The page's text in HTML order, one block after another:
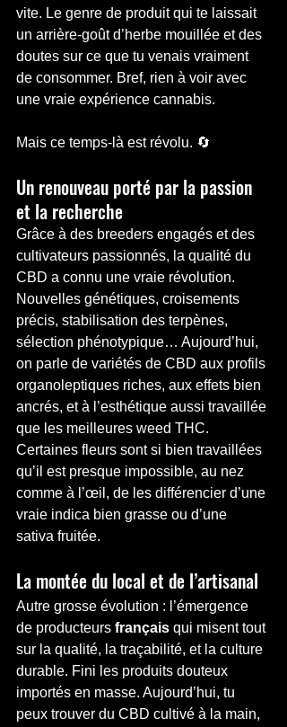
vite. Le genre de produit qui te laissait
un arrière-goût d’herbe mouillée et des
doutes sur ce que tu venais vraiment
de consommer. Bref, rien à voir avec
une vraie expérience cannabis.
Mais ce temps-là est révolu. 🔄
Un renouveau porté par la passion
et la recherche
Grâce à des breeders engagés et des
cultivateurs passionnés, la qualité du
CBD a connu une vraie révolution.
Nouvelles génétiques, croisements
précis, stabilisation des terpènes,
sélection phénotypique… Aujourd’hui,
on parle de variétés de CBD aux profils
organoleptiques riches, aux effets bien
ancrés, et à l’esthétique aussi travaillée
que les meilleures weed THC.
Certaines fleurs sont si bien travaillées
qu’il est presque impossible, au nez
comme à l’œil, de les différencier d’une
vraie indica bien grasse ou d’une
sativa fruitée.
La montée du local et de l’artisanal
Autre grosse évolution : l’émergence
de producteurs français qui misent tout
sur la qualité, la traçabilité, et la culture
durable. Fini les produits douteux
importés en masse. Aujourd’hui, tu
peux trouver du CBD cultivé à la main,